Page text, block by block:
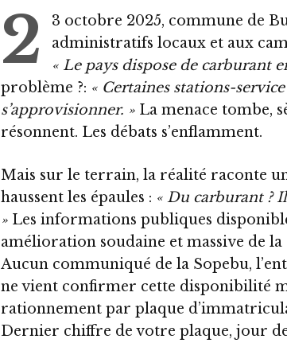
2
3 octobre 2025, commune de
administratifs locaux et aux
« Le pays dispose de carburant
problème ?: « Certaines stations-
s’approvisionner. » La menace tombe,
résonnent. Les débats s’enflamment.
Mais sur le terrain, la réalité raconte
haussent les épaules : « Du carburant ?
» Les informations publiques
amélioration soudaine et massive de
Aucun communiqué de la Sopebu,
ne vient confirmer cette disponibilité
rationnement par plaque
Dernier chiffre de votre plaque, jour